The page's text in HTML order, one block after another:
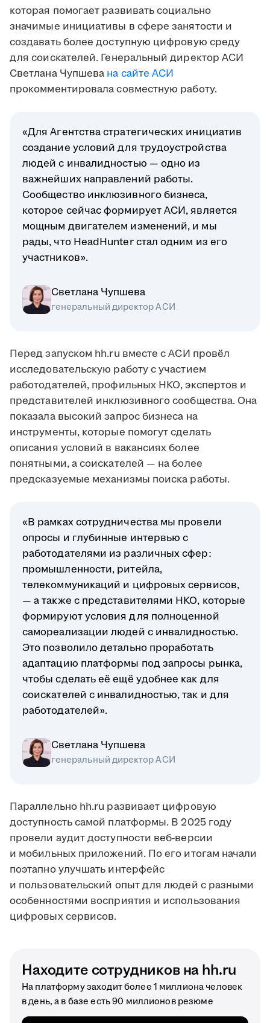
которая помогает развивать социально
значимые инициативы в сфере занятости и
создавать более доступную цифровую среду
для соискателей. Генеральный директор АСИ
Светлана Чупшева на сайте АСИ
прокомментировала совместную работу.
«Для Агентства стратегических инициатив
создание условий для трудоустройства
людей с инвалидностью — одно из
важнейших направлений работы.
Сообщество инклюзивного бизнеса,
которое сейчас формирует АСИ, является
мощным двигателем изменений, и мы
рады, что HeadHunter стал одним из его
участников».
Светлана Чупшева
генеральный директор АСИ
Перед запуском hh.ru вместе с АСИ провёл
исследовательскую работу с участием
работодателей, профильных НКО, экспертов и
представителей инклюзивного сообщества. Она
показала высокий запрос бизнеса на
инструменты, которые помогут сделать
описания условий в вакансиях более
понятными, а соискателей — на более
предсказуемые механизмы поиска работы.
«В рамках сотрудничества мы провели
опросы и глубинные интервью с
работодателями из различных сфер:
промышленности, ритейла,
телекоммуникаций и цифровых сервисов,
— а также с представителями НКО, которые
формируют условия для полноценной
самореализации людей с инвалидностью.
Это позволило детально проработать
адаптацию платформы под запросы рынка,
чтобы сделать её ещё удобнее как для
соискателей с инвалидностью, так и для
работодателей».
Светлана Чупшева
генеральный директор АСИ
Параллельно hh.ru развивает цифровую
доступность самой платформы. В 2025 году
провели аудит доступности веб-версии
и мобильных приложений. По его итогам начали
поэтапно улучшать интерфейс
и пользовательский опыт для людей с разными
особенностями восприятия и использования
цифровых сервисов.
Находите сотрудников на hh.ru
На платформу заходит более 1 миллиона человек
в день, а в базе есть 90 миллионов резюме